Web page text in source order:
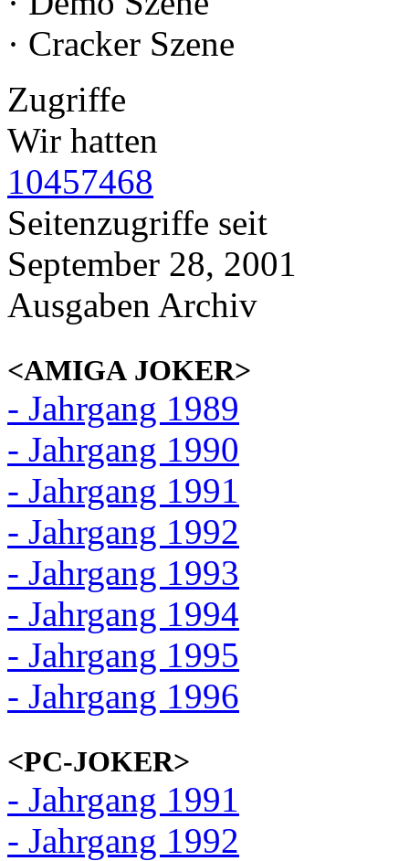
· Cracker Szene
Zugriffe
Wir hatten
10457468
Seitenzugriffe seit
September 28, 2001
Ausgaben Archiv
<AMIGA JOKER>
- Jahrgang 1989
- Jahrgang 1990
- Jahrgang 1991
- Jahrgang 1992
- Jahrgang 1993
- Jahrgang 1994
- Jahrgang 1995
- Jahrgang 1996
<PC-JOKER>
- Jahrgang 1991
- Jahrgang 1992